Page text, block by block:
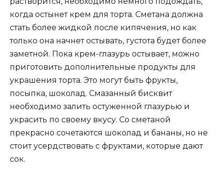
когда остынет крем для торта. Сметана должна
стать более жидкой после кипячения, но как
только она начнет остывать, густота будет более
заметной. Пока крем-глазурь остывает, можно
приготовить дополнительные продукты для
украшения торта. Это могут быть фрукты,
посыпка, шоколад. Смазанный бисквит
необходимо залить остуженной глазурью и
украсить по своему вкусу. Со сметаной
прекрасно сочетаются шоколад и бананы, но не
стоит усердствовать с фруктами, которые дают
сок.